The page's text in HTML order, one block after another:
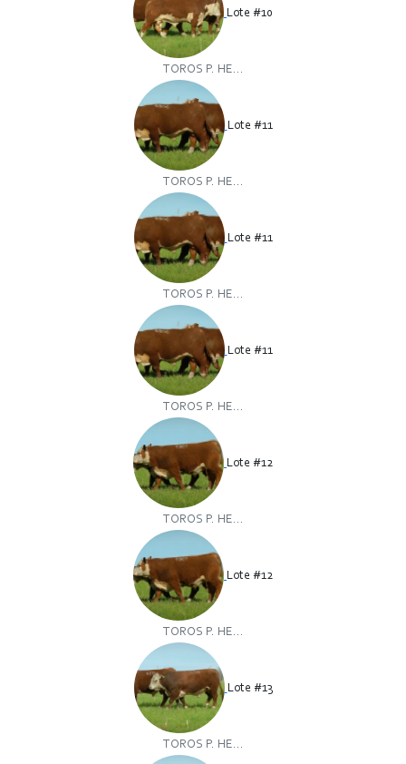
Lote #10
TOROS P. HE...
Lote #11
TOROS P. HE...
Lote #11
TOROS P. HE...
Lote #11
TOROS P. HE...
Lote #12
TOROS P. HE...
Lote #12
TOROS P. HE...
Lote #13
TOROS P. HE...